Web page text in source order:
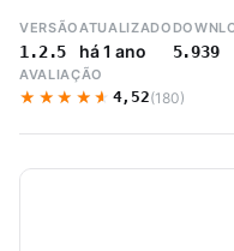
VERSÃO
1.2.5
ATUALIZADO
há 1 ano 5.939
AVALIAÇÃO
★★★★★
★★★★★ 4,52(180)